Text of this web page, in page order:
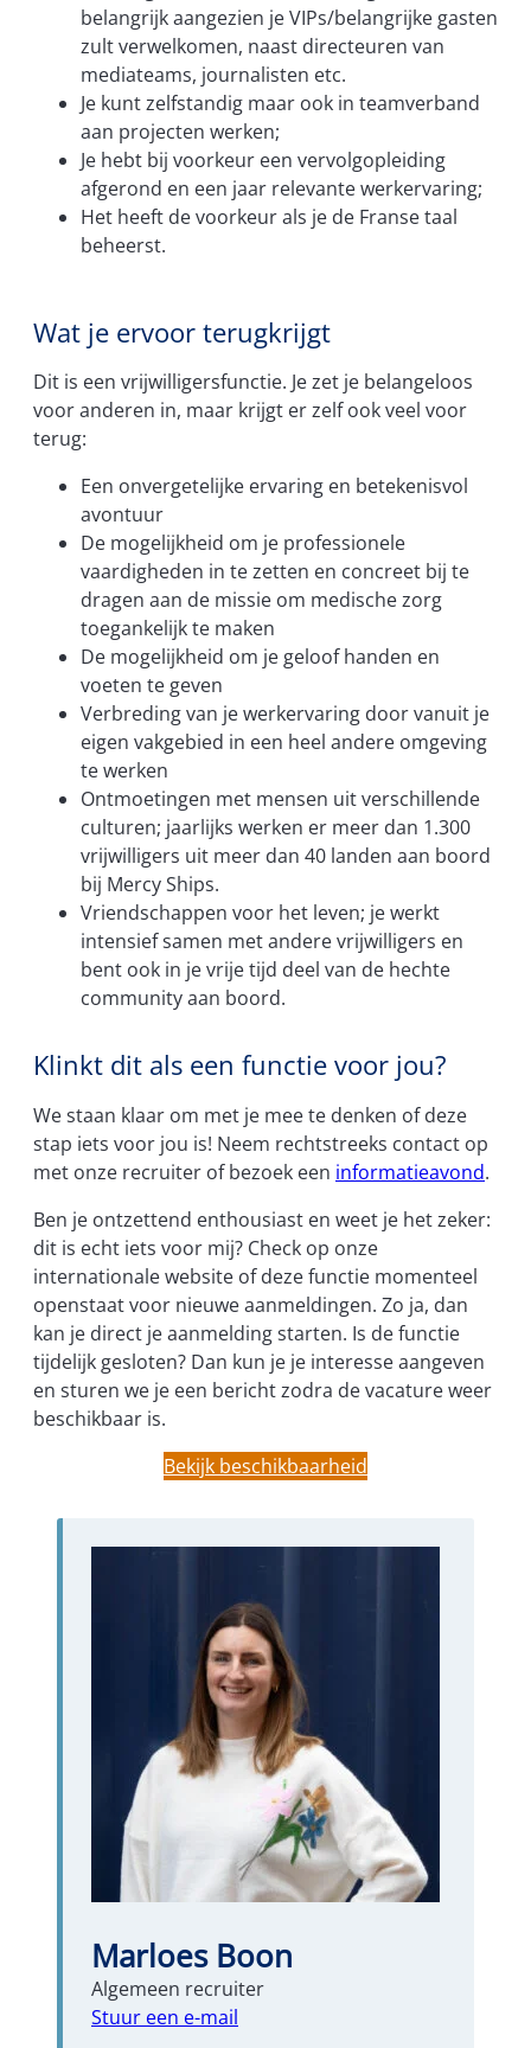
belangrijk aangezien je VIPs/belangrijke gasten
zult verwelkomen, naast directeuren van
mediateams, journalisten etc.
Je kunt zelfstandig maar ook in teamverband
aan projecten werken;
Je hebt bij voorkeur een vervolgopleiding
afgerond en een jaar relevante werkervaring;
Het heeft de voorkeur als je de Franse taal
beheerst.
Wat je ervoor terugkrijgt
Dit is een vrijwilligersfunctie. Je zet je belangeloos
voor anderen in, maar krijgt er zelf ook veel voor
terug:
Een onvergetelijke ervaring en betekenisvol
avontuur
De mogelijkheid om je professionele
vaardigheden in te zetten en concreet bij te
dragen aan de missie om medische zorg
toegankelijk te maken
De mogelijkheid om je geloof handen en
voeten te geven
Verbreding van je werkervaring door vanuit je
eigen vakgebied in een heel andere omgeving
te werken
Ontmoetingen met mensen uit verschillende
culturen; jaarlijks werken er meer dan 1.300
vrijwilligers uit meer dan 40 landen aan boord
bij Mercy Ships.
Vriendschappen voor het leven; je werkt
intensief samen met andere vrijwilligers en
bent ook in je vrije tijd deel van de hechte
community aan boord.
Klinkt dit als een functie voor jou?
We staan klaar om met je mee te denken of deze
stap iets voor jou is! Neem rechtstreeks contact op
met onze recruiter of bezoek een informatieavond.
Ben je ontzettend enthousiast en weet je het zeker:
dit is echt iets voor mij? Check op onze
internationale website of deze functie momenteel
openstaat voor nieuwe aanmeldingen. Zo ja, dan
kan je direct je aanmelding starten. Is de functie
tijdelijk gesloten? Dan kun je je interesse aangeven
en sturen we je een bericht zodra de vacature weer
beschikbaar is.
Bekijk beschikbaarheid
Marloes Boon
Algemeen recruiter
Stuur een e-mail